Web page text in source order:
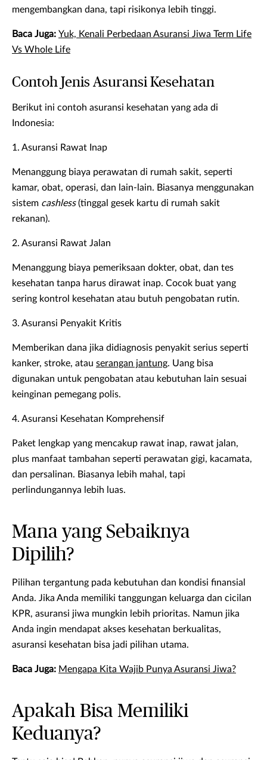
mengembangkan dana, tapi risikonya lebih tinggi.
Baca Juga: Yuk, Kenali Perbedaan Asuransi Jiwa Term Life
Vs Whole Life
Contoh Jenis Asuransi Kesehatan
Berikut ini contoh asuransi kesehatan yang ada di
Indonesia:
1. Asuransi Rawat Inap
Menanggung biaya perawatan di rumah sakit, seperti
kamar, obat, operasi, dan lain-lain. Biasanya menggunakan
sistem cashless(tinggal gesek kartu di rumah sakit
rekanan).
2. Asuransi Rawat Jalan
Menanggung biaya pemeriksaan dokter, obat, dan tes
kesehatan tanpa harus dirawat inap. Cocok buat yang
sering kontrol kesehatan atau butuh pengobatan rutin.
3. Asuransi Penyakit Kritis
Memberikan dana jika didiagnosis penyakit serius seperti
kanker, stroke, atau serangan jantung. Uang bisa
digunakan untuk pengobatan atau kebutuhan lain sesuai
keinginan pemegang polis.
4. Asuransi Kesehatan Komprehensif
Paket lengkap yang mencakup rawat inap, rawat jalan,
plus manfaat tambahan seperti perawatan gigi, kacamata,
dan persalinan. Biasanya lebih mahal, tapi
perlindungannya lebih luas.
Mana yang Sebaiknya
Dipilih?
Pilihan tergantung pada kebutuhan dan kondisi finansial
Anda. Jika Anda memiliki tanggungan keluarga dan cicilan
KPR, asuransi jiwa mungkin lebih prioritas. Namun jika
Anda ingin mendapat akses kesehatan berkualitas,
asuransi kesehatan bisa jadi pilihan utama.
Baca Juga: Mengapa Kita Wajib Punya Asuransi Jiwa?
Apakah Bisa Memiliki
Keduanya?